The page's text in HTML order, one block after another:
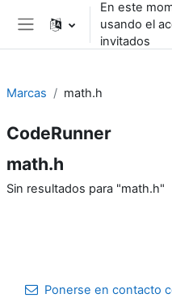
Saltar al contenido principal
Pánel lateral
En este
usando el
invitados
Marcas math.h
CodeRunner
math.h
Sin resultados para "math.h"
Ponerse en contacto